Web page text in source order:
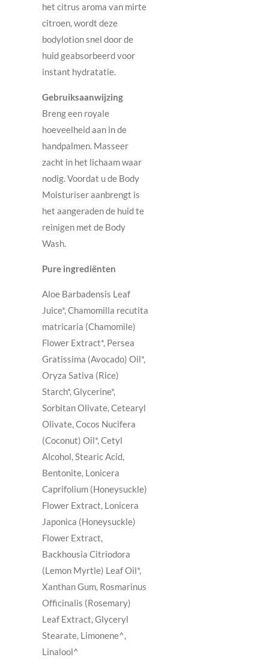
het citrus aroma van mirte
citroen, wordt deze
bodylotionsnel door de
huid geabsorbeerd voor
instant hydratatie.
Gebruiksaanwijzing
Breng een royale
hoeveelheid aan in de
handpalmen. Masseer
zacht in het lichaam waar
nodig. Voordat u de Body
Moisturiser aanbrengt is
het aangeraden de huid te
reinigen met de Body
Wash.
Pure ingrediënten
Aloe Barbadensis Leaf
Juice*, Chamomilla recutita
matricaria (Chamomile)
Flower Extract*, Persea
Gratissima (Avocado) Oil*,
Oryza Sativa (Rice)
Starch*, Glycerine*,
Sorbitan Olivate, Cetearyl
Olivate, Cocos Nucifera
(Coconut) Oil*, Cetyl
Alcohol, Stearic Acid,
Bentonite, Lonicera
Caprifolium (Honeysuckle)
Flower Extract, Lonicera
Japonica (Honeysuckle)
Flower Extract,
Backhousia Citriodora
(Lemon Myrtle) Leaf Oil*,
Xanthan Gum, Rosmarinus
Officinalis (Rosemary)
Leaf Extract, Glyceryl
Stearate, Limonene^,
Linalool^